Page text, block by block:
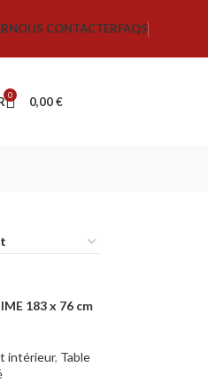
NOUS CONTACTERFAQS
0 0,00€
183 x 76 cm
intérieur, Table